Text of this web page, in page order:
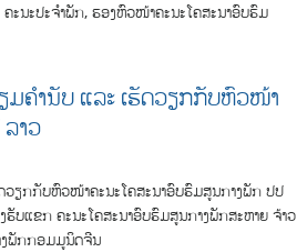
ະນະປະຈຳພັກ, ຮອງຫົວໜ້າຄະນະໂຄສະນາອົບຮົມ
ຄຳນັບ ແລະ ເຮັດວຽກກັບຫົວໜ້າ
າວ
ຽກກັບຫົວໜ້າຄະນະໂຄສະນາອົບຮົມສູນກາງພັກ ປປ
ຂກ ຄະນະໂຄສະນາອົບຮົມສູນກາງພັກສະຫາຍ ຈ້າວ
ງພັກກອມມູນິດຈີນ